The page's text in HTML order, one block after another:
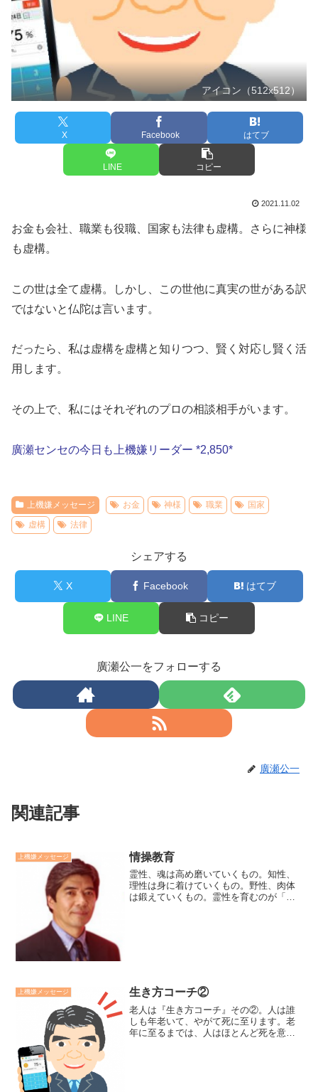
アイコン（512x512）
X Facebook はてブ
LINE コピー
2021.11.02
お金も会社、職業も役職、国家も法律も虚構。さらに神様
も虚構。
この世は全て虚構。しかし、この世他に真実の世がある訳
ではないと仏陀は言います。
だったら、私は虚構を虚構と知りつつ、賢く対応し賢く活
用します。
その上で、私にはそれぞれのプロの相談相手がいます。
廣瀬センセの今日も上機嫌リーダー *2,850*
上機嫌メッセージ お金 神様 職業
国家
虚構
法律
シェアする
X Facebook はてブ
LINE コピー
廣瀬公一をフォローする
廣瀬公一
関連記事
上機嫌メッセージ 情操教育
霊性、魂は高め磨いていくもの。知性、
理性は身に着けていくもの。野性、肉体
は鍛えていくもの。霊性を育むのが「徳
上機嫌メッセージ 生き方コーチ②
老人は『生き方コーチ』その②。人は誰
しも年老いて、やがて死に至ります。老
年に至るまでは、人はほとんど死を意識